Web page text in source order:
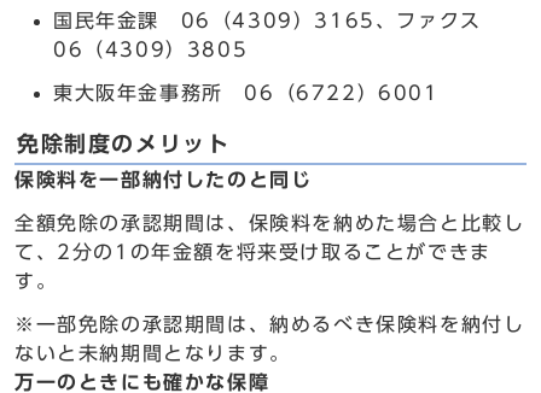
国民年金課 06（4309）3165、ファクス
06（4309）3805
東大阪年金事務所 06（6722）6001
免除制度のメリット
保険料を一部納付したのと同じ
全額免除の承認期間は、保険料を納めた場合と比較し
て、2分の1の年金額を将来受け取ることができま
す。
※一部免除の承認期間は、納めるべき保険料を納付し
ないと未納期間となります。
万一のときにも確かな保障